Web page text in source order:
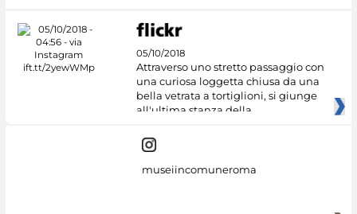
05/10/2018
Attraverso uno stretto passaggio con
una curiosa loggetta chiusa da una
bella vetrata a tortiglioni, si giunge
all'ultima stanza della
museiincomuneroma